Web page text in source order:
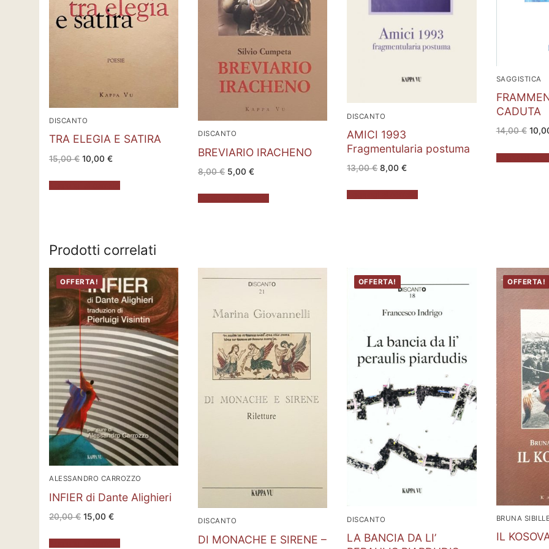
DISCANTO
TRA ELEGIA E SATIRA
15,00€ Il
prezzo
era:
15,00 €.
10,00 €Il
è:
10,00 €.
DISCANTO
BREVIARIO IRACHENO
8,00€ Il
prezzo
era:
8,00 €.
5,00€Il
è:
5,00 €.
DISCANTO
AMICI 1993
Fragmentularia postuma
13,00€ Il
prezzo
era:
13,00 €.
8,00€Il
è:
8,00 €.
SAGGISTICA
CADUTA
14,00€ Il
era:
Prodotti correlati
OFFERTA!
ALESSANDRO CARROZZO
INFIER di Dante Alighieri
20,00€ Il
prezzo
era:
15,00 €Il
è:
DISCANTO
DI MONACHE E SIRENE –
OFFERTA!
DISCANTO
LA BANCIA DA LI’
OFFERTA!
BRUNA
IL